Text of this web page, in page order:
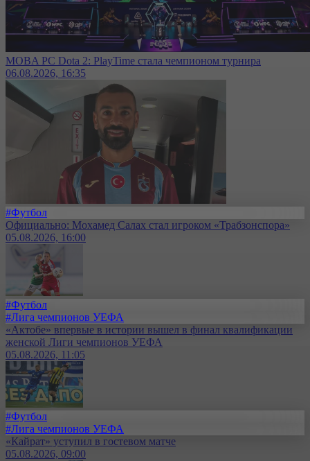
MOBA PC Dota 2: PlayTime стала чемпионом турнира
06.08.2026, 16:35
#Футбол
Официально: Мохамед Салах стал игроком «Трабзонспора»
05.08.2026, 16:00
#Футбол
#Лига чемпионов УЕФА
«Актобе» впервые в истории вышел в финал квалификации
женской Лиги чемпионов УЕФА
05.08.2026, 11:05
#Футбол
#Лига чемпионов УЕФА
«Кайрат» уступил в гостевом матче
05.08.2026, 09:00